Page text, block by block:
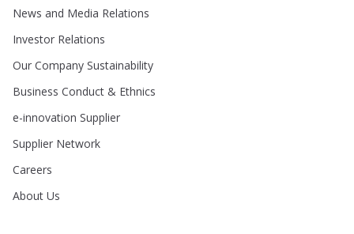
News and Media Relations
Investor Relations
Our Company Sustainability
Business Conduct & Ethnics
e-innovation Supplier
Supplier Network
Careers
About Us